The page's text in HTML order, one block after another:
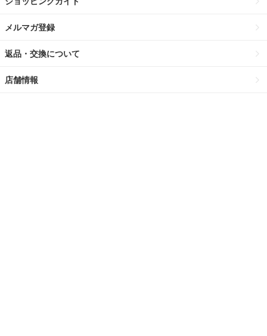
メルマガ登録
返品・交換について
店舗情報